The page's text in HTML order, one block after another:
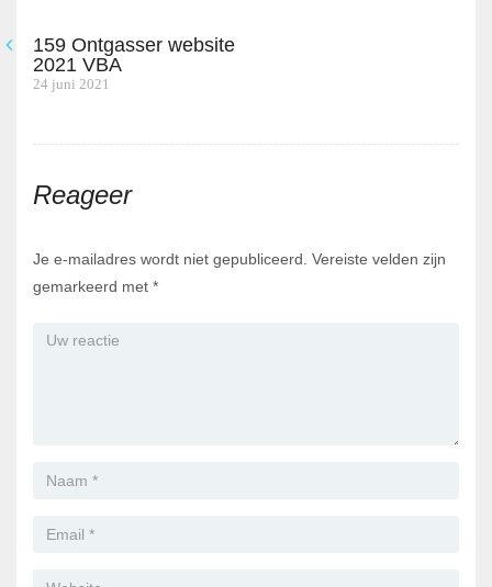
Bericht
navigatie
159 Ontgasser website
2021 VBA
Previous
24 juni 2021
Reageer
Je e-mailadres wordt niet gepubliceerd. Vereiste velden zijn
gemarkeerd met *